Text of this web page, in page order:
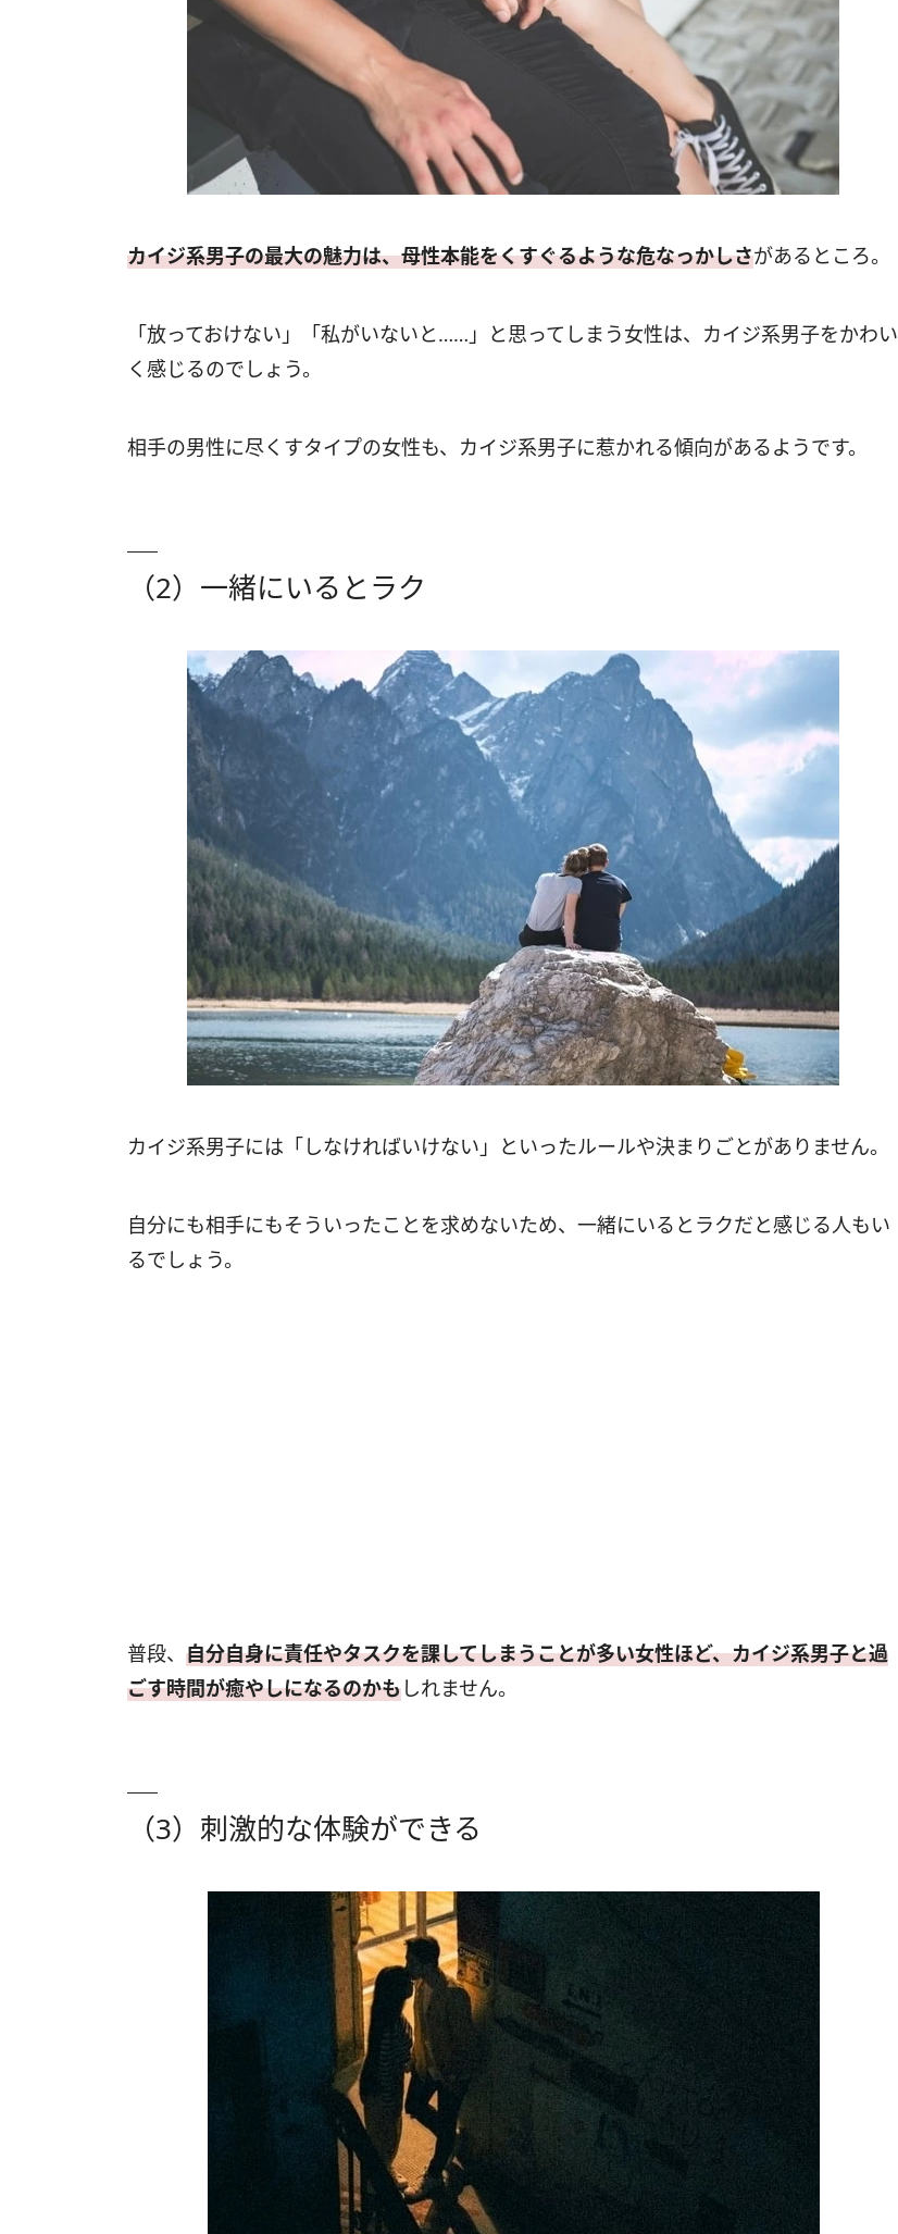
カイジ系男子の最大の魅力は、母性本能をくすぐるような危なっかしさがあるところ。
「放っておけない」「私がいないと……」と思ってしまう女性は、カイジ系男子をかわい
く感じるのでしょう。
相手の男性に尽くすタイプの女性も、カイジ系男子に惹かれる傾向があるようです。
（2）一緒にいるとラク
カイジ系男子には「しなければいけない」といったルールや決まりごとがありません。
自分にも相手にもそういったことを求めないため、一緒にいるとラクだと感じる人もい
るでしょう。
普段、 自分自身に責任やタスクを課してしまうことが多い女性ほど、カイジ系男子と過
ごす時間が癒やしになるのかもしれません。
（3）刺激的な体験ができる